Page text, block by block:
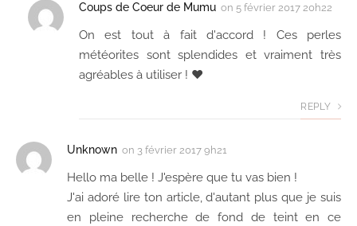
Coups de Coeur de Mumu on 5 février 2017 20h22
On est tout à fait d'accord ! Ces perles
météorites sont splendides et vraiment très
agréables à utiliser ! ♥
REPLY
Unknown on 3 février 2017 9h21
Hello ma belle ! J'espère que tu vas bien !
J'ai adoré lire ton article, d'autant plus que je suis
en pleine recherche de fond de teint en ce